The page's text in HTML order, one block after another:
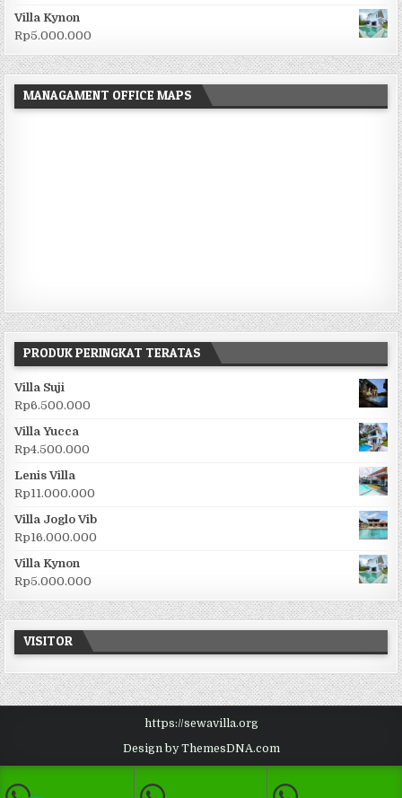
Villa Kynon
Rp5.000.000
MANAGAMENT OFFICE MAPS
PRODUK PERINGKAT TERATAS
Villa Suji
Rp6.500.000
Villa Yucca
Rp4.500.000
Lenis Villa
Rp11.000.000
Villa Joglo Vib
Rp16.000.000
Villa Kynon
Rp5.000.000
VISITOR
https://sewavilla.org
Design by ThemesDNA.com